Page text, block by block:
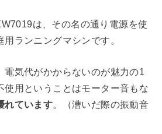
は、その名の通り電源を使
ランニングマシンです。
電気代がかからないのが魅力の1
使用ということはモーター音もな
れています。（漕いだ際の振動音